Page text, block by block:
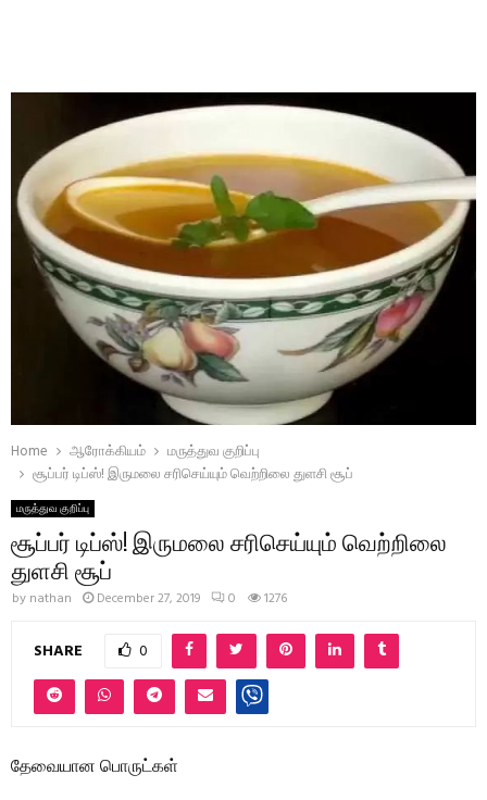
Home ஆரோக்கியம்
மருத்துவ குறிப்பு
சூப்பர் டிப்ஸ்! இருமலை சரிசெய்யும் வெற்றிலை துளசி சூப்
மருத்துவ குறிப்பு
சூப்பர் டிப்ஸ்! இருமலை சரிசெய்யும் வெற்றிலை
துளசி சூப்
by nathan December 27, 2019 0 1276
SHARE 0
தேவையான பொருட்கள்